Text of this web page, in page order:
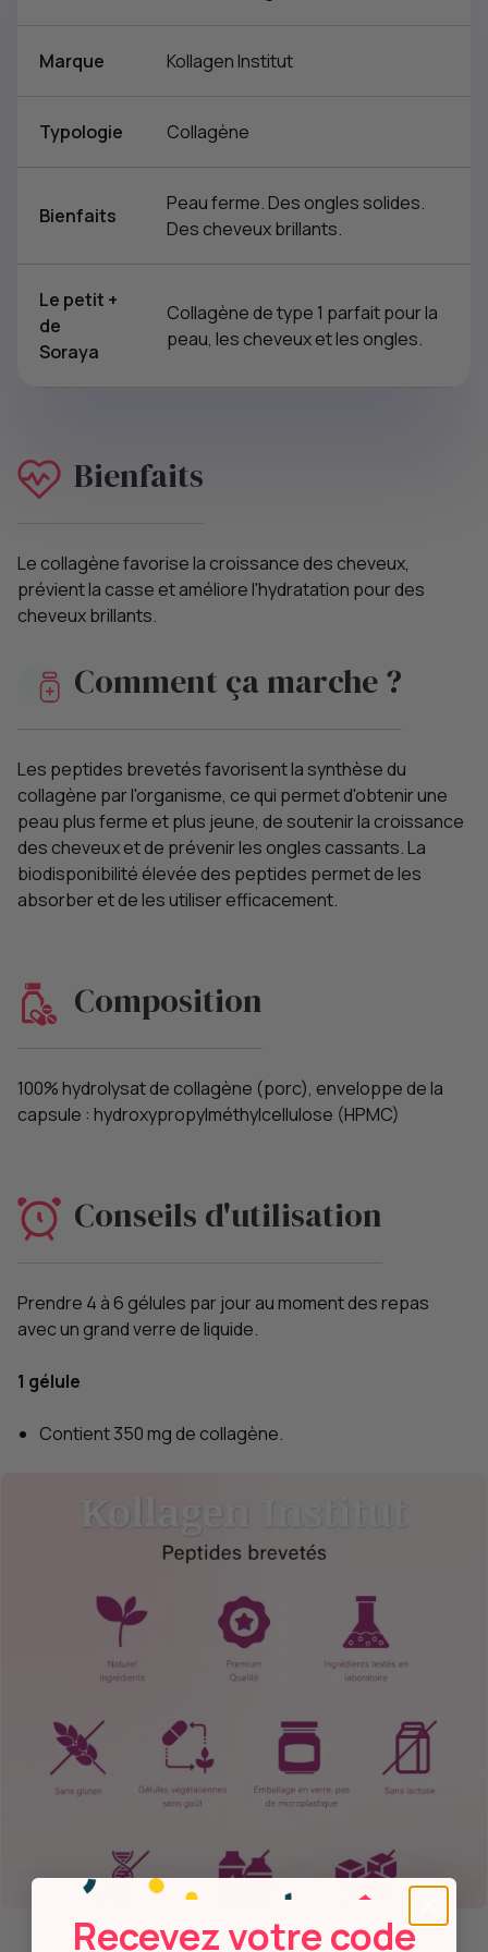
Marque Kollagen Institut
Typologie Collagène
Bienfaits
Peau ferme. Des ongles solides.
Des cheveux brillants.
Le petit +
de
Soraya
Collagène de type 1 parfait pour la
peau, les cheveux et les ongles.
Bienfaits
Le collagène favorise la croissance des cheveux,
prévient la casse et améliore l'hydratation pour des
cheveux brillants.
Comment ça marche ?
Les peptides brevetés favorisent la synthèse du
collagène par l'organisme, ce qui permet d'obtenir une
peau plus ferme et plus jeune, de soutenir la croissance
des cheveux et de prévenir les ongles cassants. La
biodisponibilité élevée des peptides permet de les
absorber et de les utiliser efficacement.
Composition
100% hydrolysat de collagène (porc), enveloppe de la
capsule : hydroxypropylméthylcellulose (HPMC)
Conseils d'utilisation
Prendre 4 à 6 gélules par jour au moment des repas
avec un grand verre de liquide.
1 gélule
Contient 350 mg de collagène.
Recevez votre code